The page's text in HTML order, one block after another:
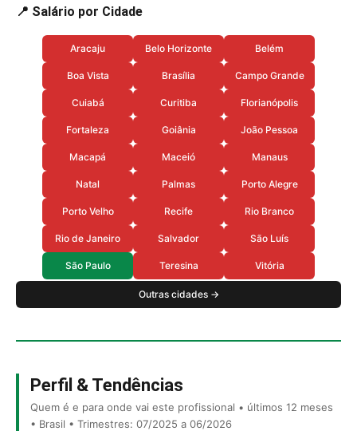
📍 Salário por Cidade
Aracaju Belo Horizonte Belém
Boa Vista Brasília Campo Grande
Cuiabá Curitiba Florianópolis
Fortaleza Goiânia João Pessoa
Macapá Maceió Manaus
Natal Palmas Porto Alegre
Porto Velho Recife Rio Branco
Rio de Janeiro Salvador São Luís
São Paulo Teresina Vitória
Outras cidades →
Perfil & Tendências
Quem é e para onde vai este profissional • últimos 12 meses
• Brasil • Trimestres: 07/2025 a 06/2026